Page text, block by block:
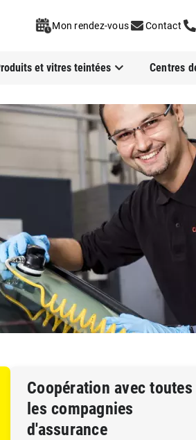
Mon rendez-vous Contact
et vitres teintées Centres
Coopération avec toutes
les compagnies
d'assurance